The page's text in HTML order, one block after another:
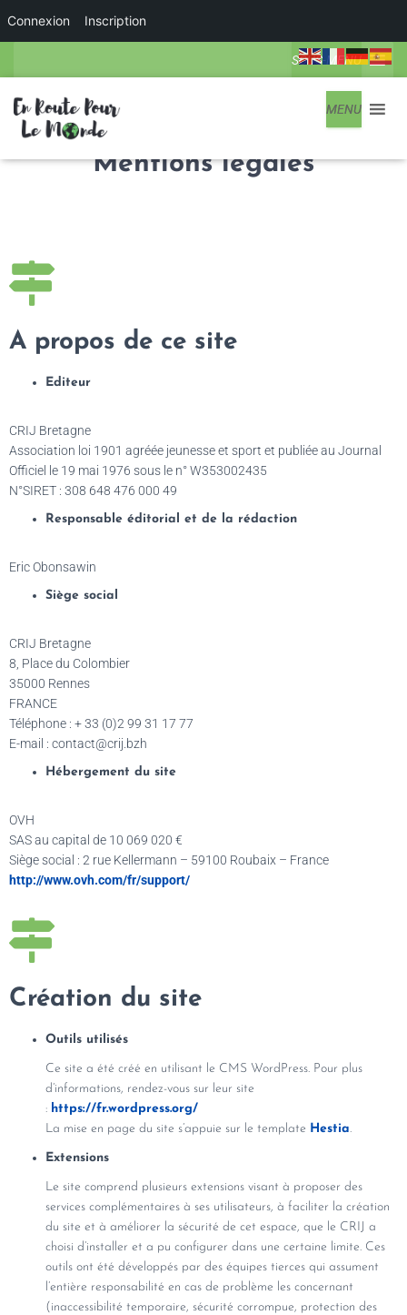
Connexion Inscription
SOUS-MENU
MENU
Mentions légales
A propos de ce site
Editeur
CRIJ Bretagne
Association loi 1901 agréée jeunesse et sport et publiée au Journal
Officiel le 19 mai 1976 sous le n° W353002435
N°SIRET : 308 648 476 000 49
Responsable éditorial et de la rédaction
Eric Obonsawin
Siège social
CRIJ Bretagne
8, Place du Colombier
35000 Rennes
FRANCE
Téléphone : + 33 (0)2 99 31 17 77
E-mail : contact@crij.bzh
Hébergement du site
OVH
SAS au capital de 10 069 020 €
Siège social : 2 rue Kellermann – 59100 Roubaix – France
http://www.ovh.com/fr/support/
Création du site
Outils utilisés
Ce site a été créé en utilisant le CMS WordPress. Pour plus
d’informations, rendez-vous sur leur site
: https://fr.wordpress.org/
La mise en page du site s’appuie sur le template Hestia.
Extensions
Le site comprend plusieurs extensions visant à proposer des
services complémentaires à ses utilisateurs, à faciliter la création
du site et à améliorer la sécurité de cet espace, que le CRIJ a
choisi d’installer et a pu configurer dans une certaine limite. Ces
outils ont été développés par des équipes tierces qui assument
l’entière responsabilité en cas de problème les concernant
(inaccessibilité temporaire, sécurité corrompue, protection des